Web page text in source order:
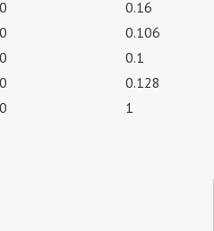
0
0.16
0
0.106
0
0.1
0
0.128
0 1